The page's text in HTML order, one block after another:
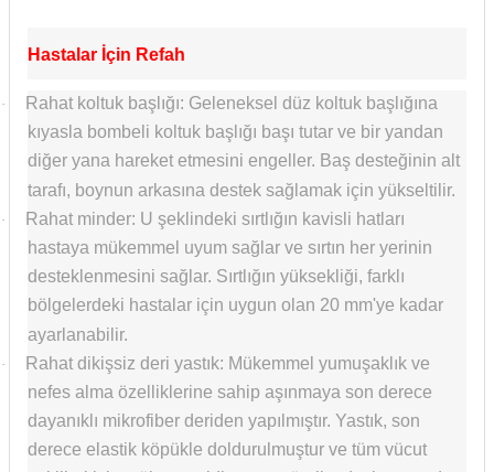
Hastalar İçin Refah
·
Rahat koltuk başlığı: Geleneksel düz koltuk başlığına
kıyasla bombeli koltuk başlığı başı tutar ve bir yandan
diğer yana hareket etmesini engeller. Baş desteğinin alt
tarafı, boynun arkasına destek sağlamak için yükseltilir.
·
Rahat minder: U şeklindeki sırtlığın kavisli hatları
hastaya mükemmel uyum sağlar ve sırtın her yerinin
desteklenmesini sağlar. Sırtlığın yüksekliği, farklı
bölgelerdeki hastalar için uygun olan 20 mm'ye kadar
ayarlanabilir.
·
Rahat dikişsiz deri yastık: Mükemmel yumuşaklık ve
nefes alma özelliklerine sahip aşınmaya son derece
dayanıklı mikrofiber deriden yapılmıştır. Yastık, son
derece elastik köpükle doldurulmuştur ve tüm vücut